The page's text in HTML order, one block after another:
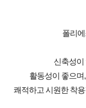
폴리
신축성이
활동성이 좋으
쾌적하고 시원한 착